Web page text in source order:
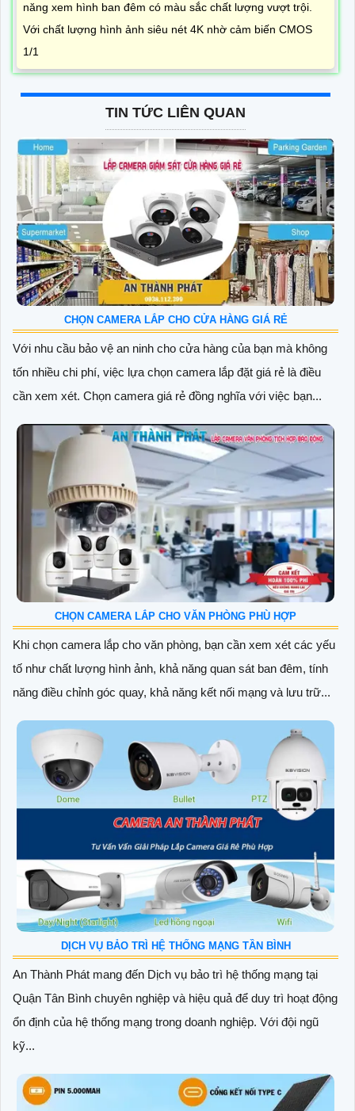
năng xem hình ban đêm có màu sắc chất lượng vượt trội.
Với chất lượng hình ảnh siêu nét 4K nhờ cảm biến CMOS
1/1
TIN TỨC LIÊN QUAN
CHỌN CAMERA LẮP CHO CỬA HÀNG GIÁ RẺ
Với nhu cầu bảo vệ an ninh cho cửa hàng của bạn mà không
tốn nhiều chi phí, việc lựa chọn camera lắp đặt giá rẻ là điều
cần xem xét. Chọn camera giá rẻ đồng nghĩa với việc bạn...
CHỌN CAMERA LẮP CHO VĂN PHÒNG PHÙ HỢP
Khi chọn camera lắp cho văn phòng, bạn cần xem xét các yếu
tố như chất lượng hình ảnh, khả năng quan sát ban đêm, tính
năng điều chỉnh góc quay, khả năng kết nối mạng và lưu trữ...
DỊCH VỤ BẢO TRÌ HỆ THỐNG MẠNG TẦN BÌNH
An Thành Phát mang đến Dịch vụ bảo trì hệ thống mạng tại
Quận Tân Bình chuyên nghiệp và hiệu quả để duy trì hoạt động
ổn định của hệ thống mạng trong doanh nghiệp. Với đội ngũ
kỹ...